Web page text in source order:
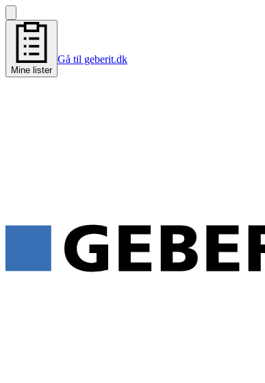
Mine lister
Gå til geberit.dk